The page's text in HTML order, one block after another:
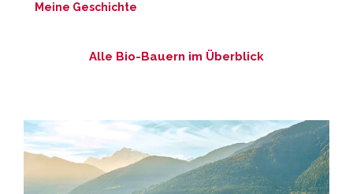
Meine Geschichte
Alle Bio-Bauern im Überblick